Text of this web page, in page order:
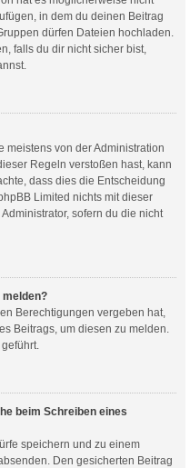
in dem du deinen Beitrag
dürfen Dateien hochladen.
falls du dir nicht sicher bist,
meistens von der Administration
Regeln verstoßen hast, kann
dass dies die Entscheidung
Limited nichts mit dieser
sofern du die nicht
melden?
Berechtigungen vergeben hat,
Beitrags, um diesen zu melden.
beim Schreiben eines
speichern und zu einem
Den gesicherten Beitrag